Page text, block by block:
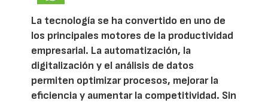
La tecnología se ha convertido en uno de
los principales motores de la productividad
empresarial. La automatización, la
digitalización y el análisis de datos
permiten optimizar procesos, mejorar la
eficiencia y aumentar la competitividad. Sin